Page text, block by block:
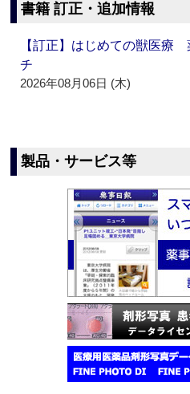
書籍 訂正・追加情報
【訂正】はじめての獣医療
チ
2026年08月06日 (木)
製品・サービス等